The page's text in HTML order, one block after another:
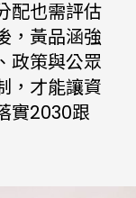
配也需評估
，黃品涵強
政策與公眾
，才能讓資
實2030跟